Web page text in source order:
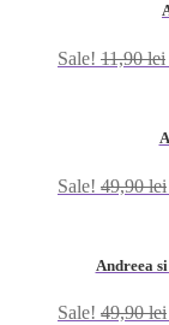
Sale! 11,90lei
Sale! 49,90lei
Andreea
Sale! 49,90lei